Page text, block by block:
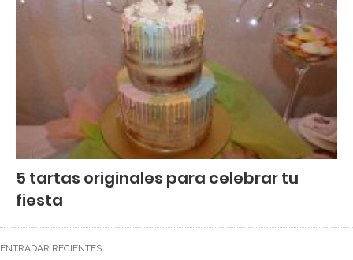
5 tartas originales para celebrar tu
fiesta
ENTRADAR RECIENTES